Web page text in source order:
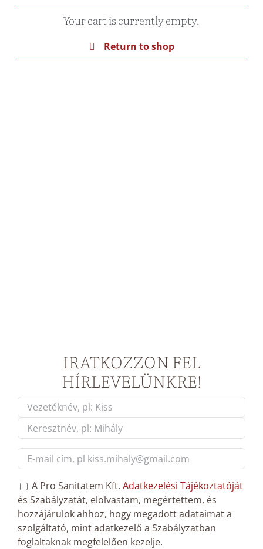
Your cart is currently empty.
Return to shop
IRATKOZZON FEL
HÍRLEVELÜNKRE!
Név*
First
Last
mail
cím *
GDPT
hozzájárulás*
A Pro Sanitatem Kft. Adatkezelési Tájékoztatóját
és Szabályzatát, elolvastam, megértettem, és
hozzájárulok ahhoz, hogy megadott adataimat a
szolgáltató, mint adatkezelő a Szabályzatban
foglaltaknak megfelelően kezelje.